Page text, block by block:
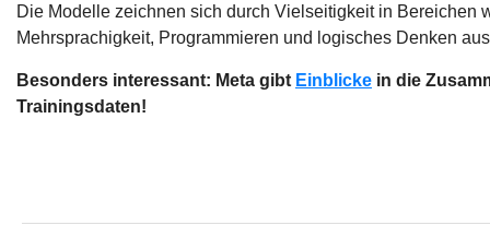
Die Modelle zeichnen sich durch Vielseitigkeit in Bereichen
Mehrsprachigkeit, Programmieren und logisches Denken
Besonders interessant: Meta gibt Einblicke in die
Trainingsdaten!